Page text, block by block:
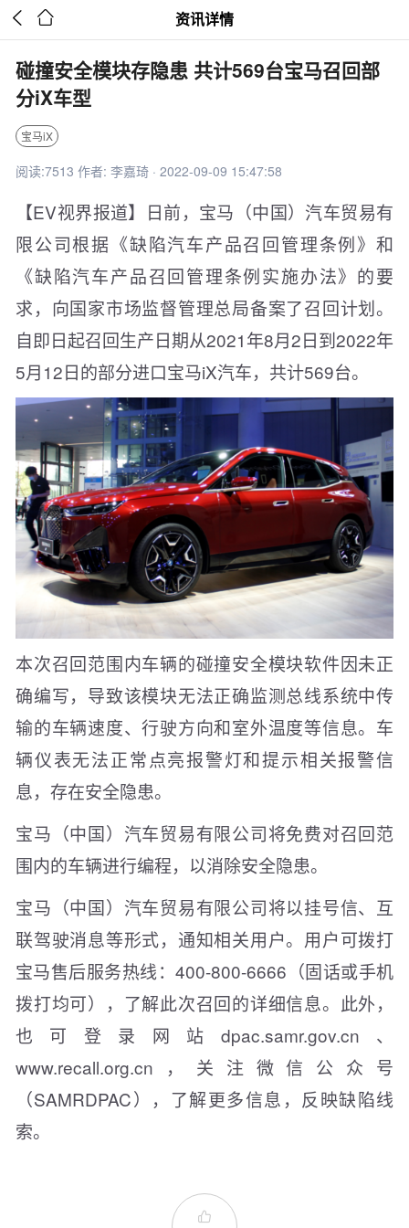
  资讯详情
碰撞安全模块存隐患 共计569台宝马召回部
分iX车型
宝马iX
阅读:7513 作者: 李嘉琦 · 2022-09-09 15:47:58
【EV视界报道】日前，宝马（中国）汽车贸易有
限公司根据《缺陷汽车产品召回管理条例》和
《缺陷汽车产品召回管理条例实施办法》的要
求，向国家市场监督管理总局备案了召回计划。
自即日起召回生产日期从2021年8月2日到2022年
5月12日的部分进口宝马iX汽车，共计569台。
本次召回范围内车辆的碰撞安全模块软件因未正
确编写，导致该模块无法正确监测总线系统中传
输的车辆速度、行驶方向和室外温度等信息。车
辆仪表无法正常点亮报警灯和提示相关报警信
息，存在安全隐患。
宝马（中国）汽车贸易有限公司将免费对召回范
围内的车辆进行编程，以消除安全隐患。
宝马（中国）汽车贸易有限公司将以挂号信、互
联驾驶消息等形式，通知相关用户。用户可拨打
宝马售后服务热线：400-800-6666（固话或手机
拨打均可），了解此次召回的详细信息。此外，
也可登录网站dpac.samr.gov.cn、
www.recall.org.cn，关注微信公众号
（SAMRDPAC），了解更多信息，反映缺陷线
索。
